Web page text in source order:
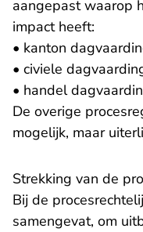
aangepast waarop
impact heeft:
• kanton
• civiele
• handel
De overige
mogelijk, maar
Strekking van de
Bij de
samengevat, om